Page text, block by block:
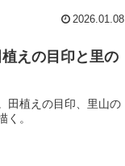
2026.01.08
えの目印と里の
田植えの目印、里山の
く。